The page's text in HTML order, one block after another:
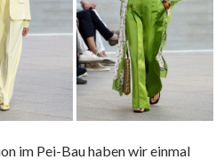
im Pei-Bau haben wir einmal